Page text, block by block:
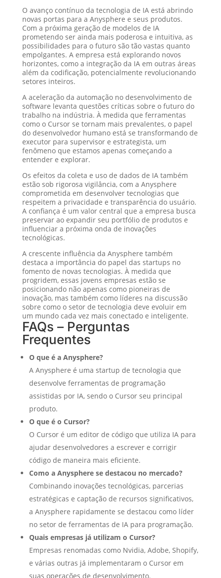
O avanço contínuo da tecnologia de IA está abrindo
novas portas para a Anysphere e seus produtos.
Com a próxima geração de modelos de IA
prometendo ser ainda mais poderosa e intuitiva, as
possibilidades para o futuro são tão vastas quanto
empolgantes. A empresa está explorando novos
horizontes, como a integração da IA em outras áreas
além da codificação, potencialmente revolucionando
setores inteiros.
A aceleração da automação no desenvolvimento de
software levanta questões críticas sobre o futuro do
trabalho na indústria. À medida que ferramentas
como o Cursor se tornam mais prevalentes, o papel
do desenvolvedor humano está se transformando de
executor para supervisor e estrategista, um
fenômeno que estamos apenas começando a
entender e explorar.
Os efeitos da coleta e uso de dados de IA também
estão sob rigorosa vigilância, com a Anysphere
comprometida em desenvolver tecnologias que
respeitem a privacidade e transparência do usuário.
A confiança é um valor central que a empresa busca
preservar ao expandir seu portfólio de produtos e
influenciar a próxima onda de inovações
tecnológicas.
A crescente influência da Anysphere também
destaca a importância do papel das startups no
fomento de novas tecnologias. À medida que
progridem, essas jovens empresas estão se
posicionando não apenas como pioneiras de
inovação, mas também como líderes na discussão
sobre como o setor de tecnologia deve evoluir em
um mundo cada vez mais conectado e inteligente.
FAQs – Perguntas
Frequentes
O que é a Anysphere?
A Anysphere é uma startup de tecnologia que
desenvolve ferramentas de programação
assistidas por IA, sendo o Cursor seu principal
produto.
O que é o Cursor?
O Cursor é um editor de código que utiliza IA para
ajudar desenvolvedores a escrever e corrigir
código de maneira mais eficiente.
Como a Anysphere se destacou no mercado?
Combinando inovações tecnológicas, parcerias
estratégicas e captação de recursos significativos,
a Anysphere rapidamente se destacou como líder
no setor de ferramentas de IA para programação.
Quais empresas já utilizam o Cursor?
Empresas renomadas como Nvidia, Adobe, Shopify,
e várias outras já implementaram o Cursor em
suas operações de desenvolvimento.